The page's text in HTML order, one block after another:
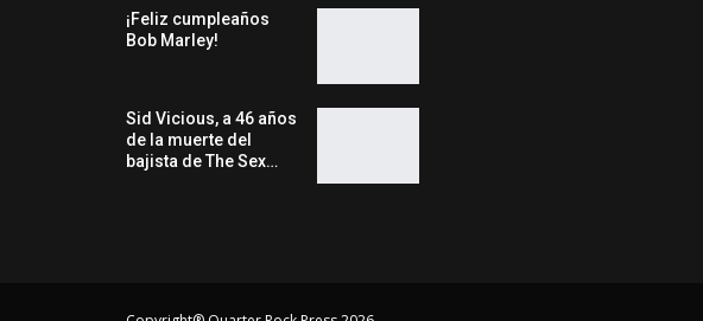
¡Feliz cumpleaños
Bob Marley!
Sid Vicious, a 46 años
de la muerte del
bajista de The Sex…